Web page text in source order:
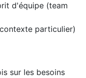
d'équipe (team
particulier)
sur les besoins